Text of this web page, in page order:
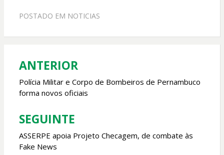
e
o
k
A
p
POSTADO EM NOTICIAS
Navegação
de
Post
ANTERIOR
Polícia Militar e Corpo de Bombeiros de Pernambuco
forma novos oficiais
SEGUINTE
ASSERPE apoia Projeto Checagem, de combate às
Fake News